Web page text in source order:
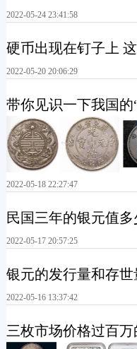
2022-05-24 23:41:58
硬币出现在钉子上
2022-05-20 20:06:29
带你见识一下我国的
2022-05-18 22:27:47
民国三年的银元值多
2022-05-17 20:57:25
银元的发行量和存世
2022-05-16 13:37:42
三枚市场价格过百